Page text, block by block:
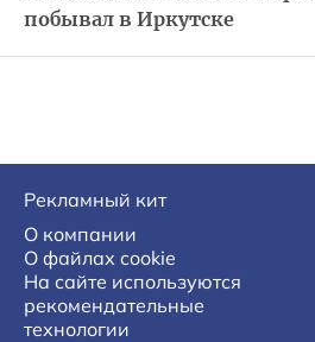
побывал в Иркутске
Рекламный кит
О компании
О файлах cookie
На сайте используются
рекомендательные
технологии